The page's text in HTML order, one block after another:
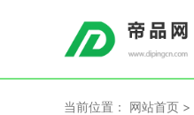
当前位置： 网站首页 >